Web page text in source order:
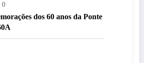
0
dos 60 anos da Ponte